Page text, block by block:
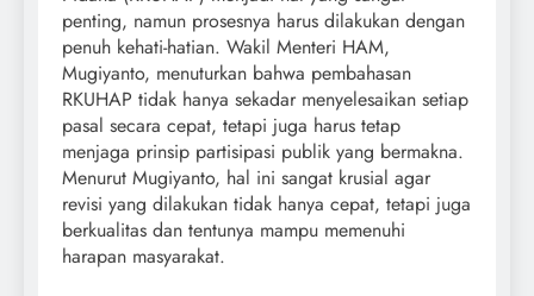
penting, namun prosesnya harus dilakukan dengan
penuh kehati-hatian. Wakil Menteri HAM,
Mugiyanto, menuturkan bahwa pembahasan
RKUHAP tidak hanya sekadar menyelesaikan setiap
pasal secara cepat, tetapi juga harus tetap
menjaga prinsip partisipasi publik yang bermakna.
Menurut Mugiyanto, hal ini sangat krusial agar
revisi yang dilakukan tidak hanya cepat, tetapi juga
berkualitas dan tentunya mampu memenuhi
harapan masyarakat.